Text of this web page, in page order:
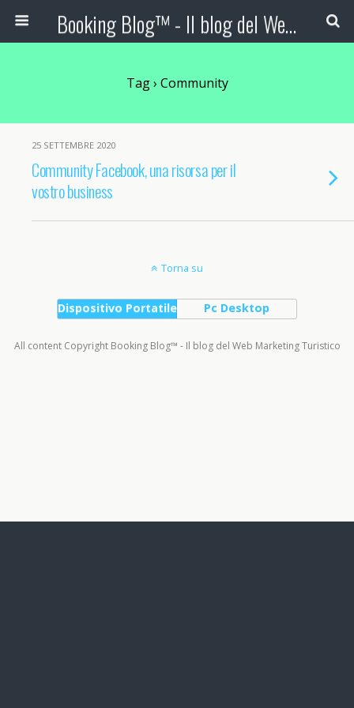
Booking Blog™ - Il blog del Web Marketing Turistico
Tag › Community
25 SETTEMBRE 2020
Community Facebook, una risorsa per il
vostro business
Torna su
Dispositivo Portatile Pc Desktop
All content Copyright Booking Blog™ - Il blog del Web Marketing Turistico